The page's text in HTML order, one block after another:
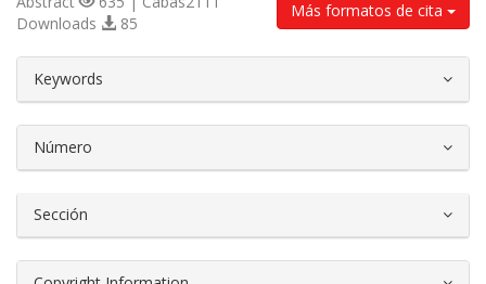
Más formatos de cita
Downloads
85
Keywords
Número
Sección